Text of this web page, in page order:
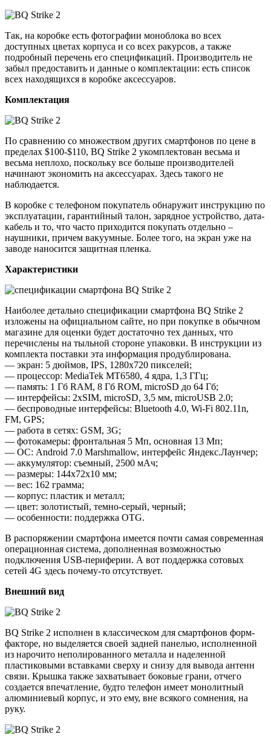
Так, на коробке есть фотографии моноблока во всех
доступных цветах корпуса и со всех ракурсов, а также
подробный перечень его спецификаций. Производитель не
забыл предоставить и данные о комплектации: есть список
всех находящихся в коробке аксессуаров.
Комплектация
По сравнению со множеством других смартфонов по цене в
пределах $100-$110, BQ Strike 2 укомплектован весьма и
весьма неплохо, поскольку все больше производителей
начинают экономить на аксессуарах. Здесь такого не
наблюдается.
В коробке с телефоном покупатель обнаружит инструкцию по
эксплуатации, гарантийный талон, зарядное устройство, дата-
кабель и то, что часто приходится покупать отдельно –
наушники, причем вакуумные. Более того, на экран уже на
заводе наносится защитная пленка.
Характеристики
Наиболее детально спецификации смартфона BQ Strike 2
изложены на официальном сайте, но при покупке в обычном
магазине для оценки будет достаточно тех данных, что
перечислены на тыльной стороне упаковки. В инструкции из
комплекта поставки эта информация продублирована.
— экран: 5 дюймов, IPS, 1280х720 пикселей;
— процессор: MediaTek MT6580, 4 ядра, 1,3 ГГц;
— память: 1 Гб RAM, 8 Гб ROM, microSD до 64 Гб;
— интерфейсы: 2xSIM, microSD, 3,5 мм, microUSB 2.0;
— беспроводные интерфейсы: Bluetooth 4.0, Wi-Fi 802.11n,
FM, GPS;
— работа в сетях: GSM, 3G;
— фотокамеры: фронтальная 5 Мп, основная 13 Мп;
— ОС: Android 7.0 Marshmallow, интерфейс Яндекс.Лаунчер;
— аккумулятор: съемный, 2500 мАч;
— размеры: 144х72х10 мм;
— вес: 162 грамма;
— корпус: пластик и металл;
— цвет: золотистый, темно-серый, черный;
— особенности: поддержка OTG.
В распоряжении смартфона имеется почти самая современная
операционная система, дополненная возможностью
подключения USB-периферии. А вот поддержка сотовых
сетей 4G здесь почему-то отсутствует.
Внешний вид
BQ Strike 2 исполнен в классическом для смартфонов форм-
факторе, но выделяется своей задней панелью, исполненной
из нарочито неполированного металла и наделенной
пластиковыми вставками сверху и снизу для вывода антенн
связи. Крышка также захватывает боковые грани, отчего
создается впечатление, будто телефон имеет монолитный
алюминиевый корпус, и это ему, вне всякого сомнения, на
руку.